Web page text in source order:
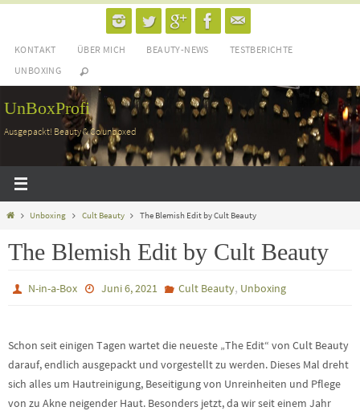
springen
KONTAKT ÜBER MICH BEAUTY-NEWS
TESTBERICHTE
UNBOXING
UnBoxProfi
Ausgepackt! Beauty & Co unboxed
HomeUnboxing Cult Beauty The Blemish Edit by Cult Beauty
The Blemish Edit by Cult Beauty
N-in-a-Box Juni 6, 2021 Cult Beauty, Unboxing
Schon seit einigen Tagen wartet die neueste „The Edit“ von Cult Beauty
darauf, endlich ausgepackt und vorgestellt zu werden. Dieses Mal dreht
sich alles um Hautreinigung, Beseitigung von Unreinheiten und Pflege
von zu Akne neigender Haut. Besonders jetzt, da wir seit einem Jahr